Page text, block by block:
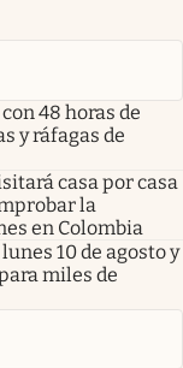
48 horas de
y ráfagas de
casa por casa
la
en Colombia
10 de agosto y
miles de